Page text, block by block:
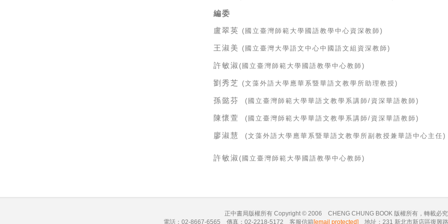
編委
盧翠英 ( 國立臺灣師範大學國語教學中心資深教師 )
王淑美 ( 國立臺灣大學語文中心中國語文組資深教師 )
許敏淑 ( 國立臺灣師範大學國語教學中心教師 )
劉秀芝 (文藻外語大學應華系暨華語文教學所助理教授)
孫懿芬 ( 國立臺灣師範大學華語文教學系講師 / 資深華語教師 )
陳懷萱 ( 國立臺灣師範大學華語文教學系講師 / 資深華語教師 )
廖淑慧 (文藻外語大學應華系暨華語文教學所副教授兼華語中心主任)
許敏淑 ( 國立臺灣師範大學國語教學中心教師 )
正中書局版權所有 Copyright © 2006 CHENG CHUNG BOOK 版權所有，轉載必究
電話：02-8667-6565 傳真：02-2218-5172 客服信箱 [email protected] 地址：231 新北市新店區復興